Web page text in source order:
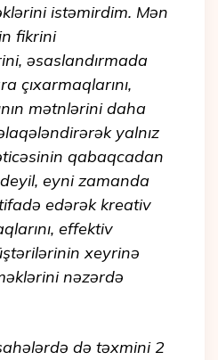
istəmirdim. Mən
fikrini
əsaslandırmada
çıxarmaqlarını,
mətnlərini daha
yalnız
qabaqcadan
eyni zamanda
edərək kreativ
effektiv
xeyrinə
nəzərdə
də təxmini 2